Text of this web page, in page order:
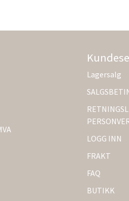
Lagersalg
LOGG INN
FRAKT
FAQ
BUTIKK